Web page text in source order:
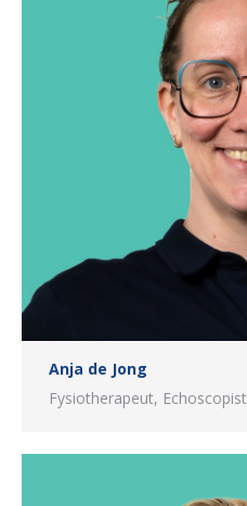
Anja de Jong
Fysiotherapeut, Echoscopist